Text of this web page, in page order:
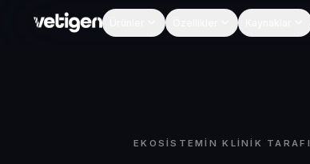
EKOSISTEMIN KLINIK TARAFI